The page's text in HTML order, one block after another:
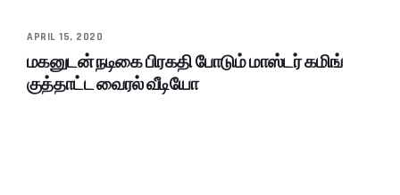
APRIL 15, 2020
மகனுடன் நடிகை பிரகதி போடும் மாஸ்டர் கமிங்
குத்தாட்ட வைரல் வீடியோ